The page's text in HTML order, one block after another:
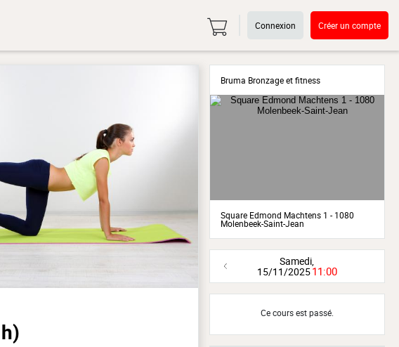
Connexion Créer un compte
Bruma Bronzage et fitness
Square Edmond Machtens 1 - 1080
Molenbeek-Saint-Jean
Samedi,
15/11/202511:00
Ce cours est passé.